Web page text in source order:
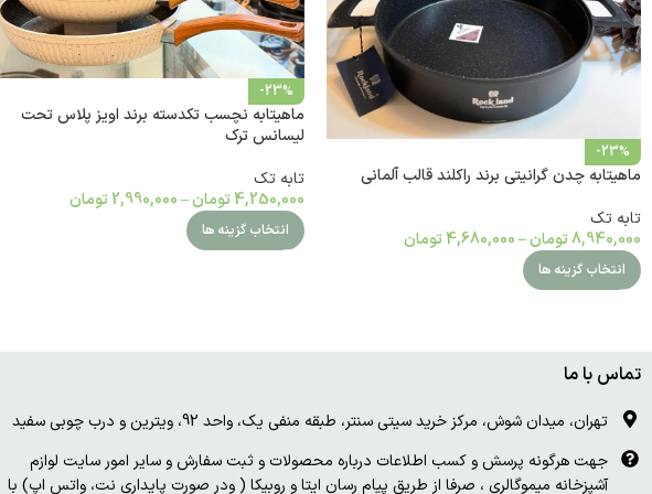
-23%
ماهیتابه چدن گرانیتی برند راکلند قالب آلمانی
تابه تک
8,940,000تومان–
4,680,000 تومان
انتخاب گزینه ها
-23%
ماهیتابه نچسب تکدسته برند اویز پلاس تحت
لیسانس ترک
تابه تک
4,250,000 تومان–
2,990,000 تومان
انتخاب گزینه ها
تماس با ما
تهران، میدان شوش، مرکز خرید سیتی سنتر، طبقه منفی یک، واحد 92، ویترین و درب چوبی سفید
جهت هرگونه پرسش و کسب اطلاعات درباره محصولات و ثبت سفارش و سایر امور سایت لوازم
آشپزخانه میموگالری ، صرفا از طریق پیام رسان ایتا و روبیکا ( ودر صورت پایداری نت، واتس اپ) با